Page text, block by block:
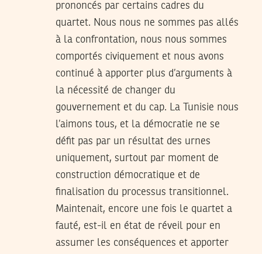
prononcés par certains cadres du
quartet. Nous nous ne sommes pas allés
à la confrontation, nous nous sommes
comportés civiquement et nous avons
continué à apporter plus d’arguments à
la nécessité de changer du
gouvernement et du cap. La Tunisie nous
l’aimons tous, et la démocratie ne se
défit pas par un résultat des urnes
uniquement, surtout par moment de
construction démocratique et de
finalisation du processus transitionnel.
Maintenait, encore une fois le quartet a
fauté, est-il en état de réveil pour en
assumer les conséquences et apporter